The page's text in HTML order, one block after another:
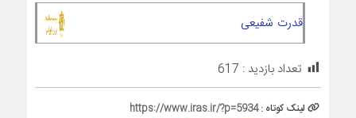
قدرت شفیعی
تعداد بازدید : 617
لینک کوتاه :https://www.iras.ir/?p=5934